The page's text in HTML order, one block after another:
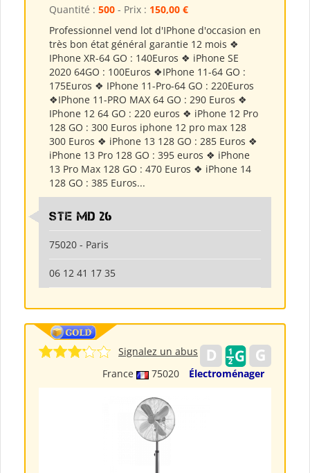
Quantité : 500 - Prix : 150,00 €
Professionnel vend lot d'IPhone d'occasion en
très bon état général garantie 12 mois ❖
IPhone XR-64 GO : 140Euros ❖ iPhone SE
2020 64GO : 100Euros ❖IPhone 11-64 GO :
175Euros ❖ IPhone 11-Pro-64 GO : 220Euros
❖IPhone 11-PRO MAX 64 GO : 290 Euros ❖
IPhone 12 64 GO : 220 euros ❖ iPhone 12 Pro
128 GO : 300 Euros iphone 12 pro max 128
300 Euros ❖ iPhone 13 128 GO : 285 Euros ❖
iPhone 13 Pro 128 GO : 395 euros ❖ iPhone
13 Pro Max 128 GO : 470 Euros ❖ iPhone 14
128 GO : 385 Euros...
Ste md 26
75020 - Paris
06 12 41 17 35
France 75020 Électroménager
Signalez un abus